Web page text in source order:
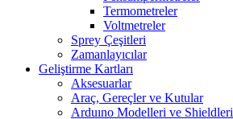
Termometreler
Voltmetreler
Sprey Çeşitleri
Zamanlayıcılar
Geliştirme Kartları
Aksesuarlar
Araç, Gereçler ve Kutular
Arduıno Modelleri ve Shieldleri